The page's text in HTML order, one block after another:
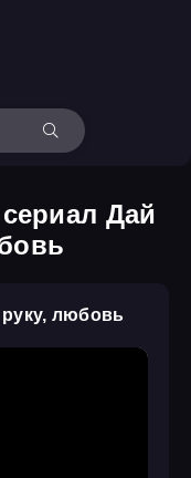
Дай
любовь